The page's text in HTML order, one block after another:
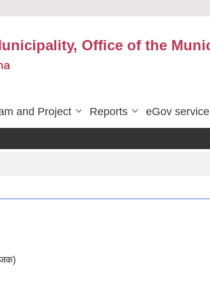
Office of the
and Project Reports eGov